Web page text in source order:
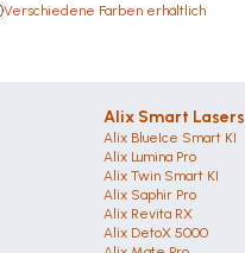
Verschiedene Farben erhältlich
Alix Smart Lasers
Alix BlueIce Smart KI
Alix Lumina Pro
Alix Twin Smart KI
Alix Saphir Pro
Alix Revita RX
Alix DetoX 5000